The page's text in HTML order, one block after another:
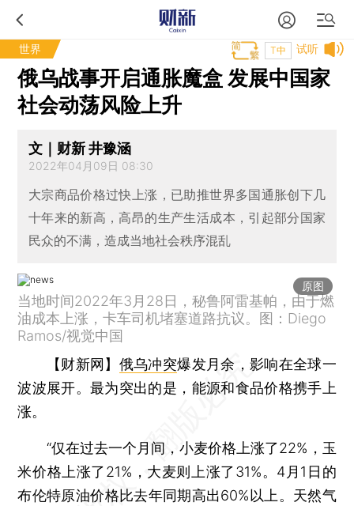
世界 试听
T中
俄乌战事开启通胀魔盒 发展中国家
社会动荡风险上升
文｜财新 井豫涵
2022年04月09日 08:30
大宗商品价格过快上涨，已助推世界多国通胀创下几
十年来的新高，高昂的生产生活成本，引起部分国家
民众的不满，造成当地社会秩序混乱
原图
当地时间2022年3月28日，秘鲁阿雷基帕，由于燃
油成本上涨，卡车司机堵塞道路抗议。图：Diego
Ramos/视觉中国
【财新网】 俄乌冲突爆发月余，影响在全球一
波波展开。最为突出的是，能源和食品价格携手上
涨。
“仅在过去一个月间，小麦价格上涨了22%，玉
米价格上涨了21%，大麦则上涨了31%。4月1日的
布伦特原油价格比去年同期高出60%以上。天然气